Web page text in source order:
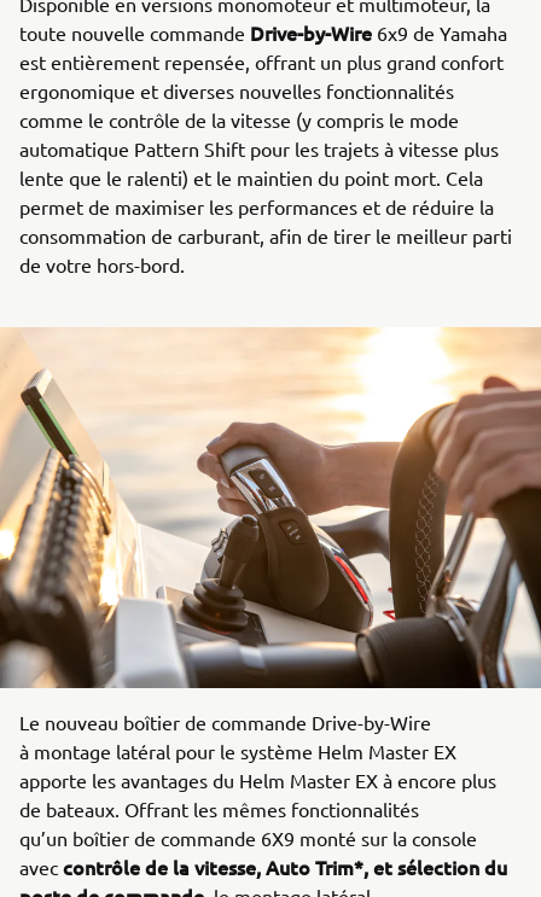
toute nouvelle commande Drive-by-Wire 6x9 de Yamaha
est entièrement repensée, offrant un plus grand confort
ergonomique et diverses nouvelles fonctionnalités
comme le contrôle de la vitesse (y compris le mode
automatique Pattern Shift pour les trajets à vitesse plus
lente que le ralenti) et le maintien du point mort. Cela
permet de maximiser les performances et de réduire la
consommation de carburant, afin de tirer le meilleur parti
de votre hors-bord.
Le nouveau boîtier de commande Drive-by-Wire
à montage latéral pour le système Helm Master EX
apporte les avantages du Helm Master EX à encore plus
de bateaux. Offrant les mêmes fonctionnalités
qu’un boîtier de commande 6X9 monté sur la console
avec contrôle de la vitesse, Auto Trim*, et sélection du